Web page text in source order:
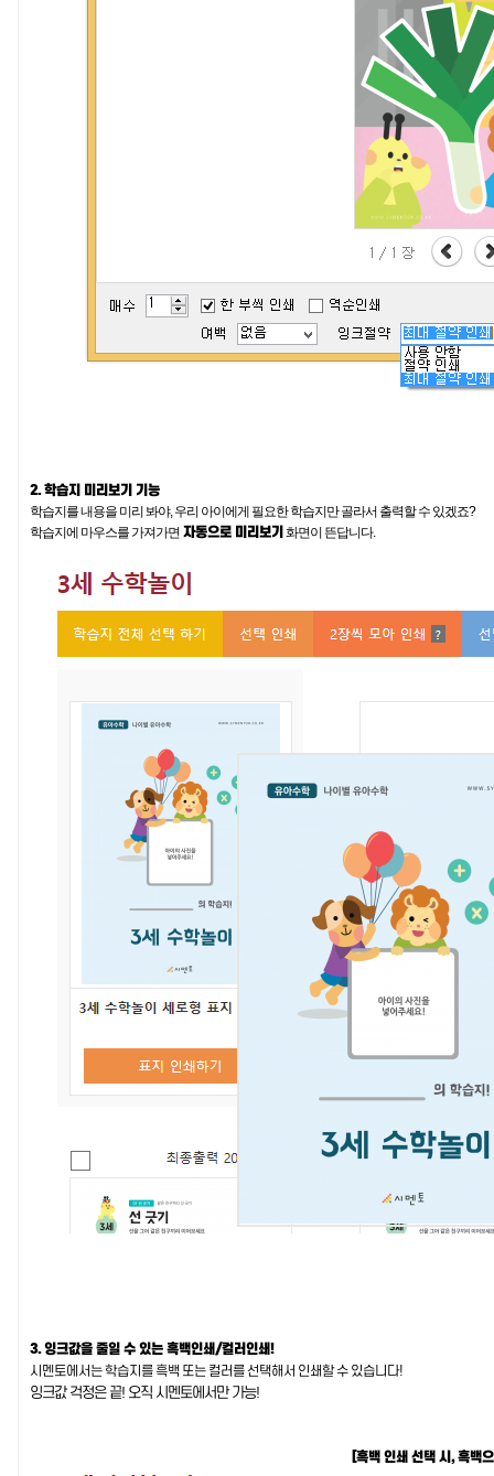
2. 학습지 미리보기 기능
학습지를 내용을 미리 봐야, 우리 아이에게 필요한 학습지만 골라서 출력할 수 있겠죠?
학습지에 마우스를 가져가면 자동으로 미리보기 화면이 뜬답니다.
3. 잉크값을 줄일 수 있는 흑백인쇄/컬러인쇄!
시멘토에서는 학습지를 흑백 또는 컬러를 선택해서 인쇄할 수 있습니다!
잉크값 걱정은 끝! 오직 시멘토에서만 가능!
[흑백 인쇄 선택 시, 흑백